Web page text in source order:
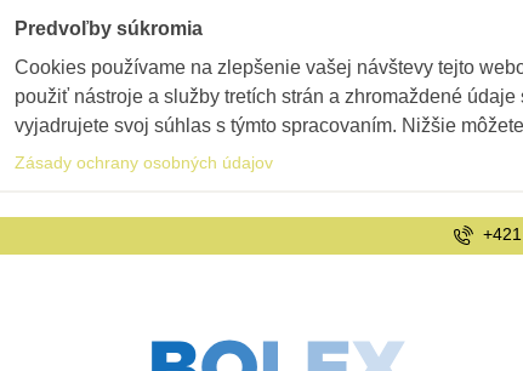
Predvoľby súkromia
Cookies používame na zlepšenie vašej návštevy tejto
použiť nástroje a služby tretích strán a zhromaždené
vyjadrujete svoj súhlas s týmto spracovaním. Nižšie
Zásady ochrany osobných údajov